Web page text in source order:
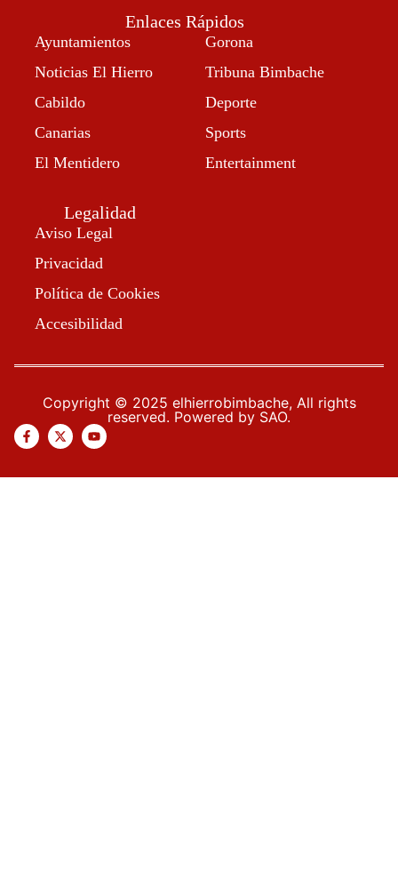
Enlaces Rápidos
Ayuntamientos
Noticias El Hierro
Cabildo
Canarias
El Mentidero
Gorona
Tribuna Bimbache
Deporte
Sports
Entertainment
Legalidad
Aviso Legal
Privacidad
Política de Cookies
Accesibilidad
Copyright © 2025 elhierrobimbache, All rights
reserved. Powered by SAO.